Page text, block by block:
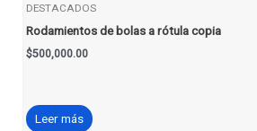
DESTACADOS
Rodamientos de bolas a rótula copia
$500,000.00
Leer más